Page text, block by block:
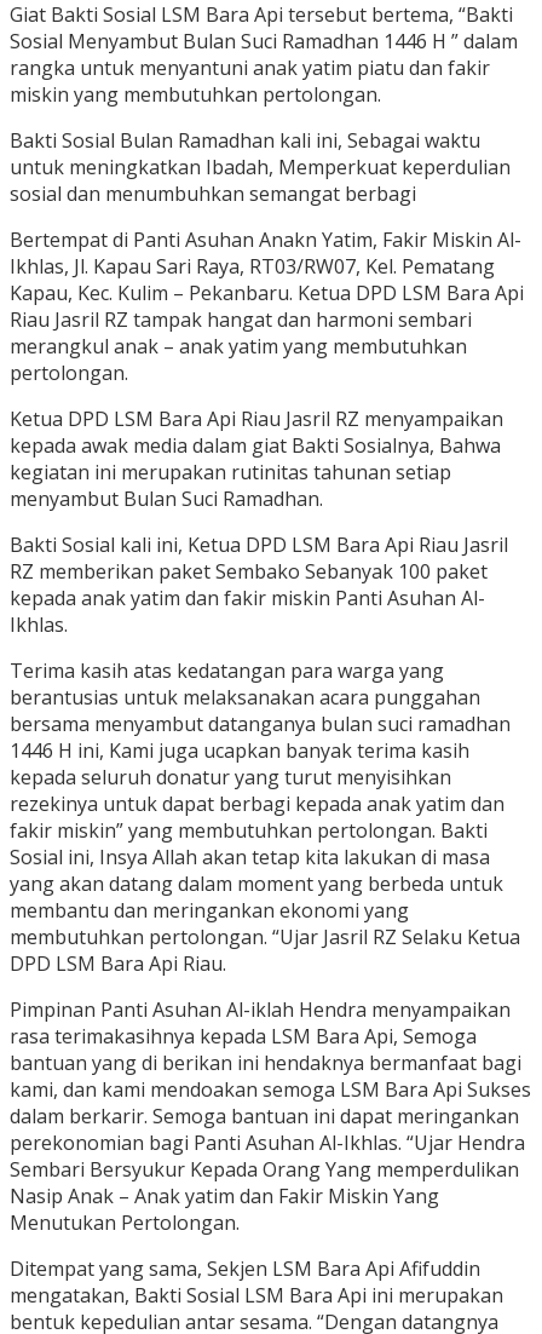
Giat Bakti Sosial LSM Bara Api tersebut bertema, “Bakti
Sosial Menyambut Bulan Suci Ramadhan 1446 H ” dalam
rangka untuk menyantuni anak yatim piatu dan fakir
miskin yang membutuhkan pertolongan.
Bakti Sosial Bulan Ramadhan kali ini, Sebagai waktu
untuk meningkatkan Ibadah, Memperkuat keperdulian
sosial dan menumbuhkan semangat berbagi
Bertempat di Panti Asuhan Anakn Yatim, Fakir Miskin Al-
Ikhlas, Jl. Kapau Sari Raya, RT03/RW07, Kel. Pematang
Kapau, Kec. Kulim – Pekanbaru. Ketua DPD LSM Bara Api
Riau Jasril RZ tampak hangat dan harmoni sembari
merangkul anak – anak yatim yang membutuhkan
pertolongan.
Ketua DPD LSM Bara Api Riau Jasril RZ menyampaikan
kepada awak media dalam giat Bakti Sosialnya, Bahwa
kegiatan ini merupakan rutinitas tahunan setiap
menyambut Bulan Suci Ramadhan.
Bakti Sosial kali ini, Ketua DPD LSM Bara Api Riau Jasril
RZ memberikan paket Sembako Sebanyak 100 paket
kepada anak yatim dan fakir miskin Panti Asuhan Al-
Ikhlas.
Terima kasih atas kedatangan para warga yang
berantusias untuk melaksanakan acara punggahan
bersama menyambut datanganya bulan suci ramadhan
1446 H ini, Kami juga ucapkan banyak terima kasih
kepada seluruh donatur yang turut menyisihkan
rezekinya untuk dapat berbagi kepada anak yatim dan
fakir miskin” yang membutuhkan pertolongan. Bakti
Sosial ini, Insya Allah akan tetap kita lakukan di masa
yang akan datang dalam moment yang berbeda untuk
membantu dan meringankan ekonomi yang
membutuhkan pertolongan. “Ujar Jasril RZ Selaku Ketua
DPD LSM Bara Api Riau.
Pimpinan Panti Asuhan Al-iklah Hendra menyampaikan
rasa terimakasihnya kepada LSM Bara Api, Semoga
bantuan yang di berikan ini hendaknya bermanfaat bagi
kami, dan kami mendoakan semoga LSM Bara Api Sukses
dalam berkarir. Semoga bantuan ini dapat meringankan
perekonomian bagi Panti Asuhan Al-Ikhlas. “Ujar Hendra
Sembari Bersyukur Kepada Orang Yang memperdulikan
Nasip Anak – Anak yatim dan Fakir Miskin Yang
Menutukan Pertolongan.
Ditempat yang sama, Sekjen LSM Bara Api Afifuddin
mengatakan, Bakti Sosial LSM Bara Api ini merupakan
bentuk kepedulian antar sesama. “Dengan datangnya